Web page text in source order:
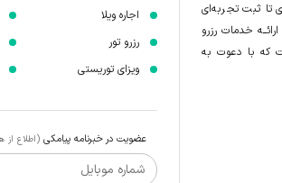
تا ثبت تجربه‌ای
خدمات رزرو
که با دعوت به
اجاره ویلا
رزرو تور
ویزای توریستی
عضویت در خبرنامه پیامکی (اطلاع از
شماره موبایل